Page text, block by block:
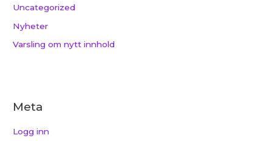
Uncategorized
Nyheter
Varsling om nytt innhold
Meta
Logg inn